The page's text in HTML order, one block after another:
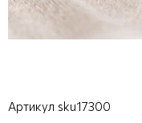
Артикул sku17300